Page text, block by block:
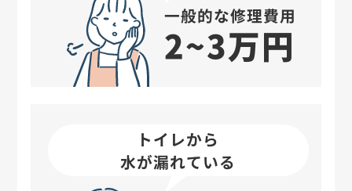
一般的な修理費用
2~3万円
トイレから
水が漏れている